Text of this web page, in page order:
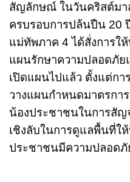
สัญลักษณ์ ในวันคริสต์มา
ครบรอบการปล้นปืน 20
แม่ทัพภาค 4 ได้สั่งการใ
แผนรักษาความปลอดภัย
เปิดแผนไปแล้ว ตั้งแต่กา
วางแผนกำหนดมาตรกา
น้องประชาชนในการสัญ
เชิงลับในการดูแลพื้นที่ใ
ประชาชนมีความปลอดภั